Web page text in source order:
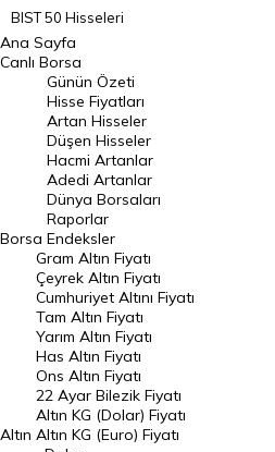
BIST 50 Hisseleri
BIST 100 Hisseleri
En Çok Artan Hisseler
En Çok Düşen Hisseler
Hacmi Artanlar
Geçmiş Kapanışlar
Dünya Borsaları
Raporlar
Endeksler
DÖVİZ
Döviz Kuru
Dolar Kuru
Euro Kuru
Ana Sayfa
Canlı Borsa
Borsa
Günün Özeti
Hisse Fiyatları
Artan Hisseler
Düşen Hisseler
Hacmi Artanlar
Adedi Artanlar
Dünya Borsaları
Raporlar
Endeksler
Altın
Gram Altın Fiyatı
Çeyrek Altın Fiyatı
Cumhuriyet Altını Fiyatı
Tam Altın Fiyatı
Yarım Altın Fiyatı
Has Altın Fiyatı
Ons Altın Fiyatı
22 Ayar Bilezik Fiyatı
Altın KG (Dolar) Fiyatı
Altın KG (Euro) Fiyatı